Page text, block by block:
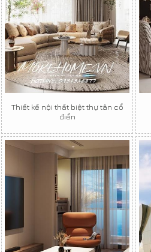
Thiết kế nội thất biệt thự tân cổ
điển